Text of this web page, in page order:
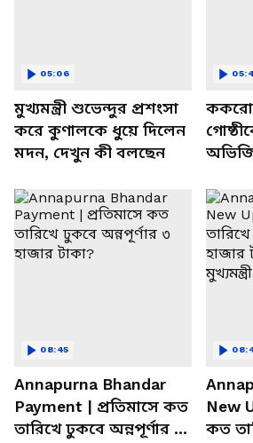
মুখ্যমন্ত্রী শুভেন্দুর প্রশংসা
করে কুণালকে ধুয়ে দিলেন
মদন, দেখুন কী বলছেন
05:06
Annapurna Bhandar
Payment | প্রতিমাসে কত
তারিখে ঢুকবে অন্নপূর্ণার ৩
08:45
New
কত